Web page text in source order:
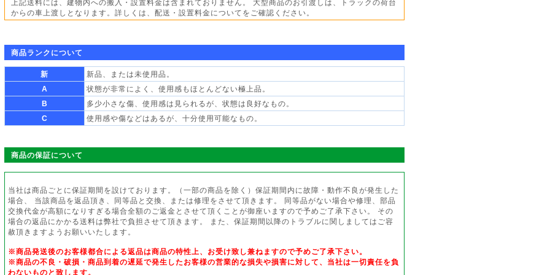
上記送料には、建物内への搬入・設置料金は含まれておりません。 大型商品のお引渡しは、トラックの荷台
からの車上渡しとなります。詳しくは、配送・設置料金についてをご確認ください。
商品ランクについて
新
新品、または未使用品。
A
状態が非常によく、使用感もほとんどない極上品。
B
多少小さな傷、使用感は見られるが、状態は良好なもの。
C
使用感や傷などはあるが、十分使用可能なもの。
商品の保証について
当社は商品ごとに保証期間を設けております。（一部の商品を除く）保証期間内に故障・動作不良が発生した
場合、 当該商品を返品頂き、同等品と交換、または修理をさせて頂きます。 同等品がない場合や修理、部品
交換代金が高額になりすぎる場合全額のご返金とさせて頂くことが御座いますので予めご了承下さい。 その
場合の返品にかかる送料は弊社で負担させて頂きます。 また、保証期間以降のトラブルに関しましてはご容
赦頂きますようお願いいたします。
※商品発送後のお客様都合による返品は商品の特性上、お受け致し兼ねますので予めご了承下さい。
※商品の不良・破損・商品到着の遅延で発生したお客様の営業的な損失や損害に対して、当社は一切責任を負
わないものと致します。